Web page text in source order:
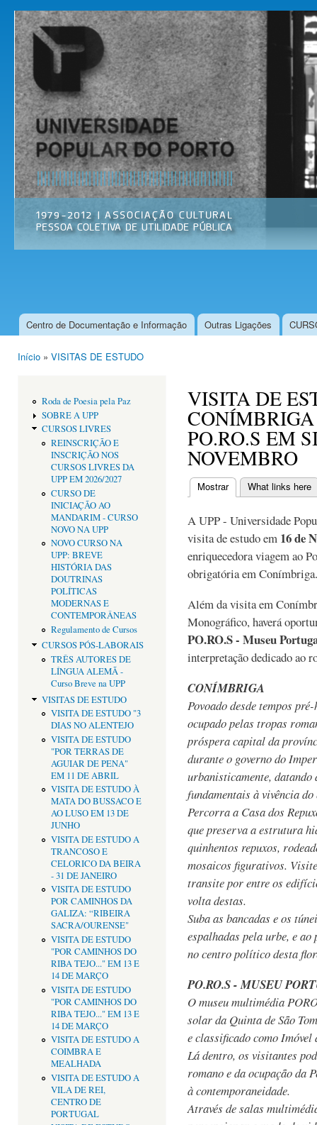
Universidade
Popular do
Porto
Associação
Cultural
Menu principal
Centro de Documentação e Informação Outras Ligações
Início » VISITAS DE ESTUDO
Roda de Poesia pela Paz
SOBRE A UPP
CURSOS LIVRES
REINSCRIÇÃO E
INSCRIÇÃO NOS
CURSOS LIVRES DA
UPP EM 2026/2027
CURSO DE
INICIAÇÃO AO
MANDARIM - CURSO
NOVO NA UPP
NOVO CURSO NA
UPP: BREVE
HISTÓRIA DAS
DOUTRINAS
POLÍTICAS
MODERNAS E
CONTEMPORÂNEAS
Regulamento de Cursos
CURSOS PÓS-LABORAIS
TRÊS AUTORES DE
LÍNGUA ALEMÃ -
Curso Breve na UPP
VISITAS DE ESTUDO
VISITA DE ESTUDO "3
DIAS NO ALENTEJO
VISITA DE ESTUDO
"POR TERRAS DE
AGUIAR DE PENA"
EM 11 DE ABRIL
VISITA DE ESTUDO À
MATA DO BUSSACO E
AO LUSO EM 13 DE
JUNHO
VISITA DE ESTUDO A
TRANCOSO E
CELORICO DA BEIRA
- 31 DE JANEIRO
VISITA DE ESTUDO
POR CAMINHOS DA
GALIZA: “RIBEIRA
SACRA/OURENSE"
VISITA DE ESTUDO
"POR CAMINHOS DO
RIBA TEJO..." EM 13 E
14 DE MARÇO
VISITA DE ESTUDO
"POR CAMINHOS DO
RIBA TEJO..." EM 13 E
14 DE MARÇO
VISITA DE ESTUDO A
COIMBRA E
MEALHADA
VISITA DE ESTUDO A
VILA DE REI,
CENTRO DE
PORTUGAL
VISITA DE
PO.RO.S EM
NOVEMBRO
Separadores
Mostrar(separador ativo)
What links here
A UPP - Universidade
visita de estudo em 16 de
enriquecedora viagem ao
obrigatória em Conímbriga.
Além da visita em
Monográfico, haverá
PO.RO.S - Museu
interpretação dedicado ao
CONÍMBRIGA
Povoado desde tempos
ocupado pelas tropas
próspera capital da
durante o governo do
urbanisticamente, datando
fundamentais à vivência
Percorra a Casa dos
que preserva a estrutura
quinhentos repuxos,
mosaicos figurativos.
transite por entre os
volta destas.
Suba as bancadas e os
espalhadas pela urbe, e
no centro político desta
PO.RO.S - MUSEU
O museu multimédia
solar da Quinta de São
e classificado como
Lá dentro, os visitantes
romano e da ocupação da
à contemporaneidade.
Através de salas